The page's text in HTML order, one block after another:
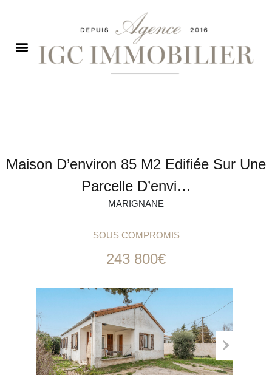
Maison D’environ 85 M2 Edifiée Sur Une
Parcelle D’envi…
MARIGNANE
SOUS COMPROMIS
243 800€